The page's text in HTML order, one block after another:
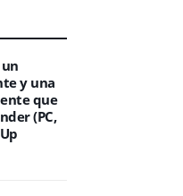
y una
que
(PC,